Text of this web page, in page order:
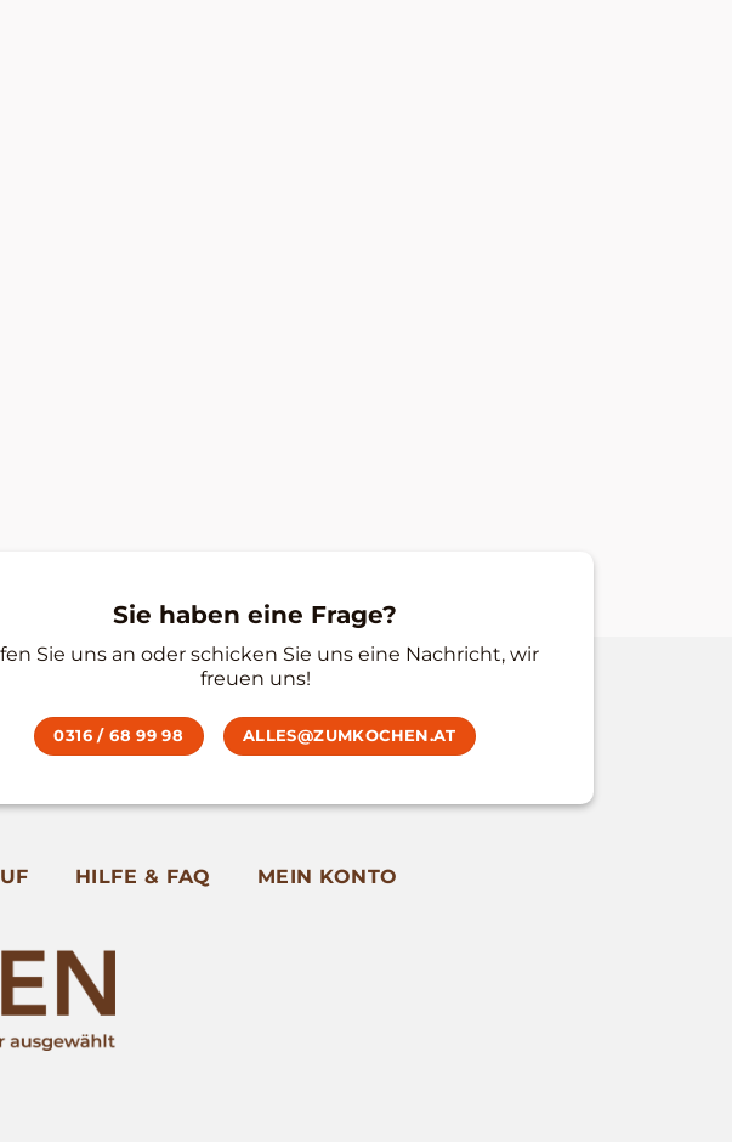
Sie haben eine Frage?
Sie uns an oder schicken Sie uns eine Nachricht, wir
freuen uns!
0316 / 68 99 98 ALLES@ZUMKOCHEN.AT
HILFE & FAQ MEIN KONTO